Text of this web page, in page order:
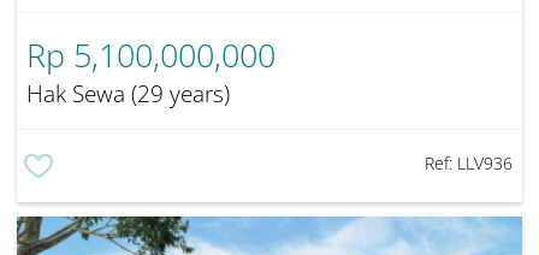
Rp 5,100,000,000
Hak Sewa (29 years)
Ref: LLV936